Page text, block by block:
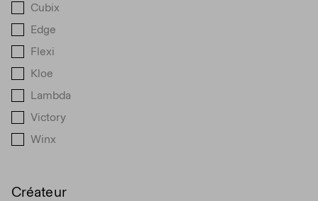
Cubix
Edge
Flexi
Kloe
Lambda
Victory
Winx
Créateur